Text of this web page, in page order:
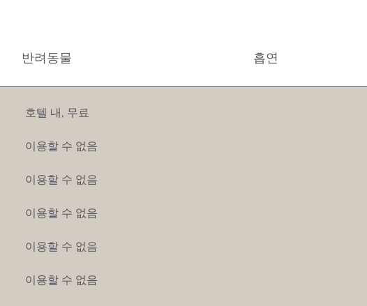
반려동물 흡연
호텔 내, 무료
이용할 수 없음
이용할 수 없음
이용할 수 없음
이용할 수 없음
이용할 수 없음